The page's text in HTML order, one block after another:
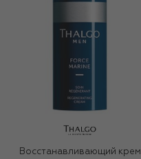
Восстанавливающий крем